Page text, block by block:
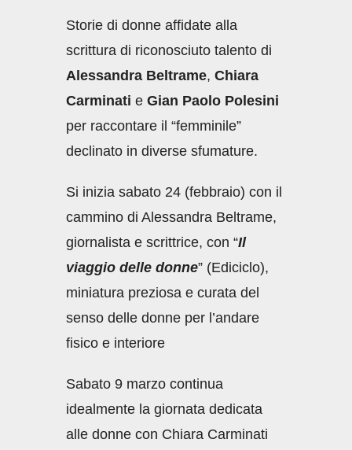
Storie di donne affidate alla
scrittura di riconosciuto talento di
Alessandra Beltrame, Chiara
Carminati e Gian Paolo Polesini
per raccontare il “femminile”
declinato in diverse sfumature.
Si inizia sabato 24 (febbraio) con il
cammino di Alessandra Beltrame,
giornalista e scrittrice, con “Il
viaggio delle donne” (Ediciclo),
miniatura preziosa e curata del
senso delle donne per l’andare
fisico e interiore
Sabato 9 marzo continua
idealmente la giornata dedicata
alle donne con Chiara Carminati